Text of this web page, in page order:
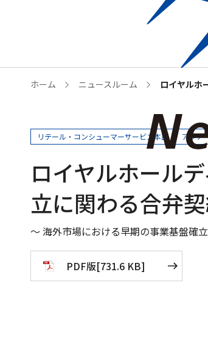
Who
ホーム ニュースルーム ロイヤルホ
リテール・コンシューマーサービス本部 アジア
ロイヤルホール
立に関わる合弁
～ 海外市場における早期の事業基盤確
PDF版[731.6 KB]